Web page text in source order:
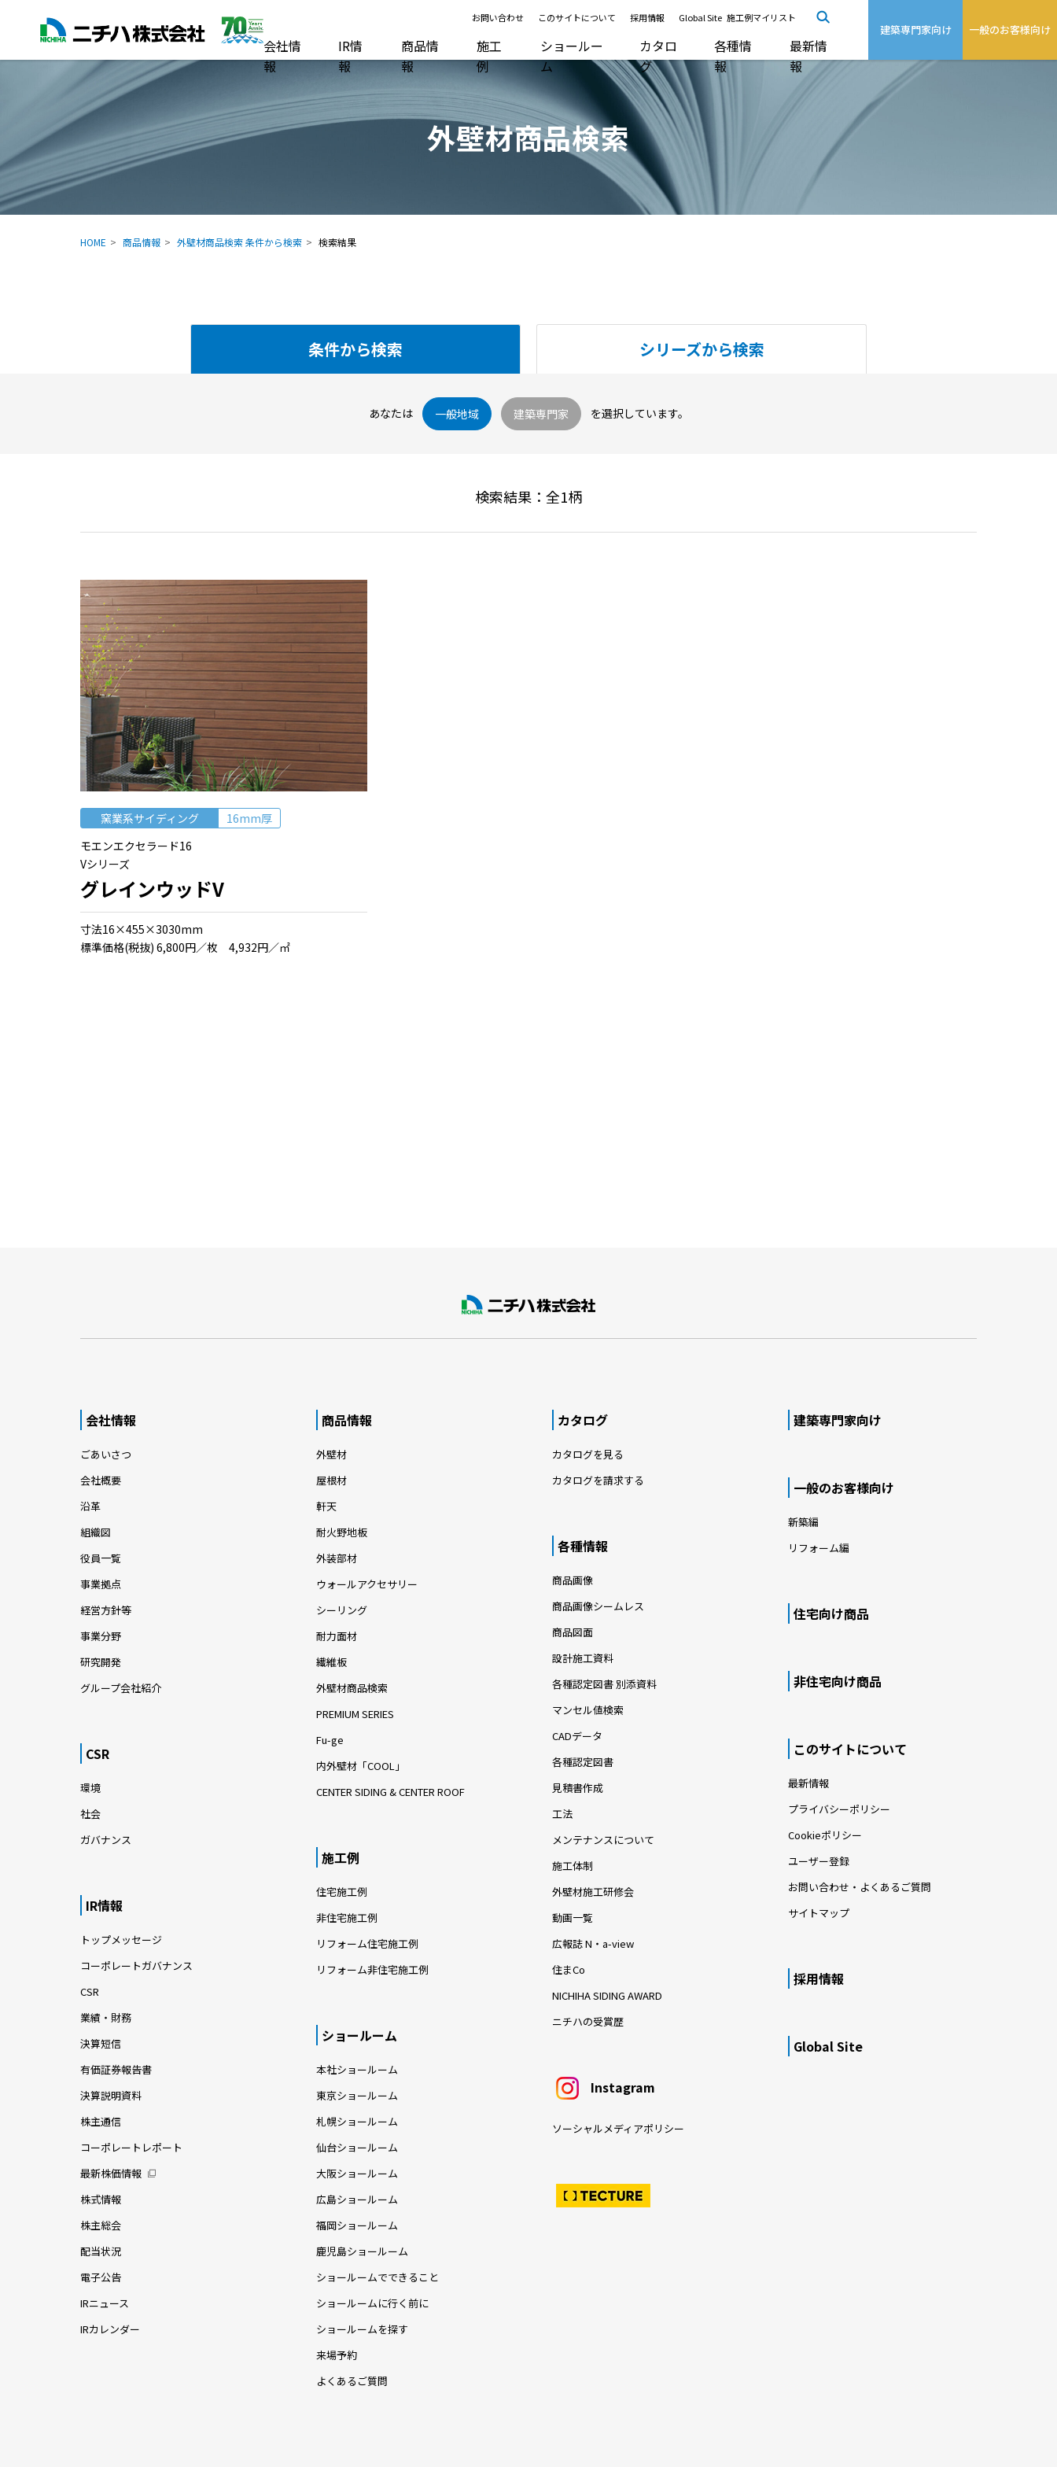
お問い合わせ このサイトについて 採用情報 Global Site 施工例マイリスト
会社情
報
IR情
報
商品情
報
施工
例
ショールー
ム
カタロ
グ
各種情
報
最新情
報
建築専門家向け 一般のお客様向け
外壁材商品検索
HOME 商品情報 外壁材商品検索 条件から検索 検索結果
条件から検索 シリーズから検索
あなたは 一般地域 建築専門家 を選択しています。
検索結果：全1柄
窯業系サイディング
16mm厚
モエンエクセラード16
Vシリーズ
グレインウッドV
⼨法16×455×3030mm
標準価格(税抜) 6,800円／枚 4,932円／㎡
会社情報
ごあいさつ
会社概要
沿革
組織図
役員一覧
事業拠点
経営方針等
事業分野
研究開発
グループ会社紹介
CSR
環境
社会
ガバナンス
IR情報
トップメッセージ
コーポレートガバナンス
CSR
業績・財務
決算短信
有価証券報告書
決算説明資料
株主通信
コーポレートレポート
最新株価情報
株式情報
株主総会
配当状況
電子公告
IRニュース
IRカレンダー
商品情報
外壁材
屋根材
軒天
耐火野地板
外装部材
ウォールアクセサリー
シーリング
耐力面材
繊維板
外壁材商品検索
PREMIUM SERIES
Fu-ge
内外壁材「COOL」
CENTER SIDING & CENTER ROOF
施工例
住宅施工例
非住宅施工例
リフォーム住宅施工例
リフォーム非住宅施工例
ショールーム
本社ショールーム
東京ショールーム
札幌ショールーム
仙台ショールーム
大阪ショールーム
広島ショールーム
福岡ショールーム
鹿児島ショールーム
ショールームでできること
ショールームに行く前に
ショールームを探す
来場予約
よくあるご質問
カタログ
カタログを見る
カタログを請求する
各種情報
商品画像
商品画像シームレス
商品図面
設計施工資料
各種認定図書 別添資料
マンセル値検索
CADデータ
各種認定図書
見積書作成
工法
メンテナンスについて
施工体制
外壁材施工研修会
動画一覧
広報誌 N・a-view
住まCo
NICHIHA SIDING AWARD
ニチハの受賞歴
Instagram
ソーシャルメディアポリシー
建築専門家向け
一般のお客様向け
新築編
リフォーム編
住宅向け商品
非住宅向け商品
このサイトについて
最新情報
プライバシーポリシー
Cookieポリシー
ユーザー登録
お問い合わせ・よくあるご質問
サイトマップ
採用情報
Global Site